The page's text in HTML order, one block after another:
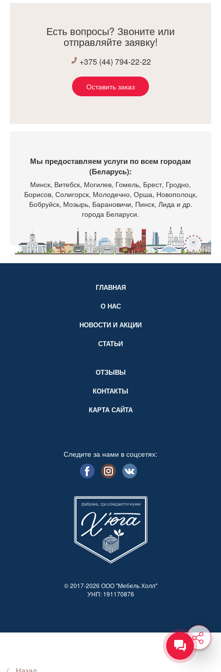
Есть вопросы? Звоните или
отправляйте заявку!
+375 (44) 794-22-22
Оставить заказ
Мы предоставляем услуги по всем городам
(Беларусь):
Минск, Витебск, Могилев, Гомель, Брест, Гродно,
Борисов, Солигорск, Молодечно, Орша, Новополоцк,
Бобруйск, Мозырь, Барановичи, Пинск, Лида и др.
города Беларуси.
© 2017-2026 ООО "Мебель Холл"
УНП: 191170876
ГЛАВНАЯ
О НАС
НОВОСТИ И АКЦИИ
СТАТЬИ
ОТЗЫВЫ
КОНТАКТЫ
КАРТА САЙТА
Следите за нами в соцсетях: